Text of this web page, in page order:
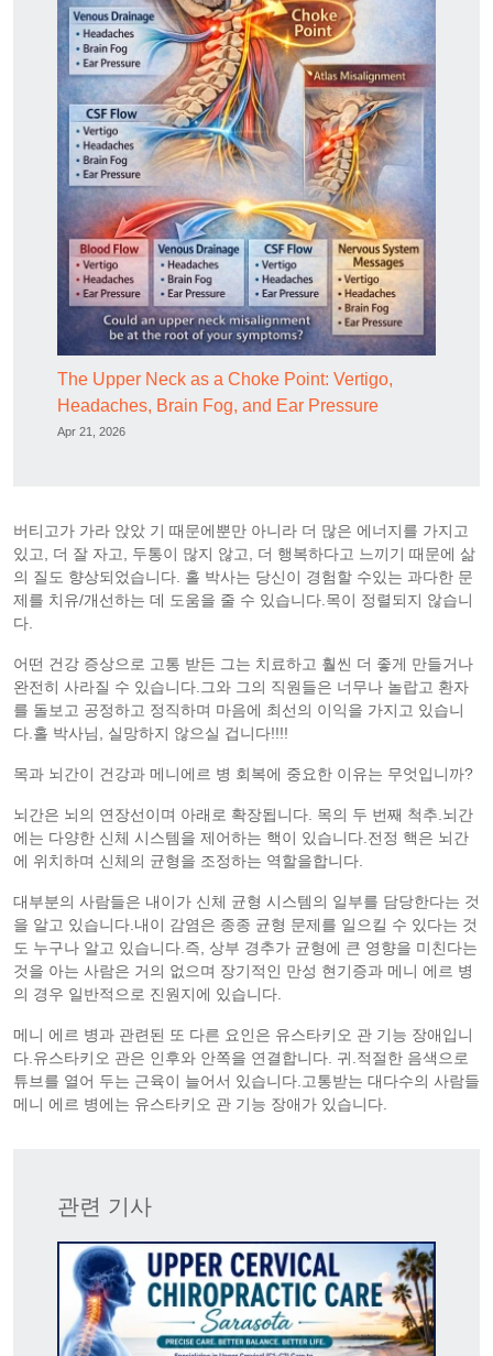
The Upper Neck as a Choke Point: Vertigo,
Headaches, Brain Fog, and Ear Pressure
Apr 21, 2026
버티고가 가라 앉았 기 때문에뿐만 아니라 더 많은 에너지를 가지고
있고, 더 잘 자고, 두통이 많지 않고, 더 행복하다고 느끼기 때문에 삶
의 질도 향상되었습니다. 홀 박사는 당신이 경험할 수있는 과다한 문
제를 치유/개선하는 데 도움을 줄 수 있습니다.목이 정렬되지 않습니
다.
어떤 건강 증상으로 고통 받든 그는 치료하고 훨씬 더 좋게 만들거나
완전히 사라질 수 있습니다.그와 그의 직원들은 너무나 놀랍고 환자
를 돌보고 공정하고 정직하며 마음에 최선의 이익을 가지고 있습니
다.홀 박사님, 실망하지 않으실 겁니다!!!!
목과 뇌간이 건강과 메니에르 병 회복에 중요한 이유는 무엇입니까?
뇌간은 뇌의 연장선이며 아래로 확장됩니다. 목의 두 번째 척추.뇌간
에는 다양한 신체 시스템을 제어하는 핵이 있습니다.전정 핵은 뇌간
에 위치하며 신체의 균형을 조정하는 역할을합니다.
대부분의 사람들은 내이가 신체 균형 시스템의 일부를 담당한다는 것
을 알고 있습니다.내이 감염은 종종 균형 문제를 일으킬 수 있다는 것
도 누구나 알고 있습니다.즉, 상부 경추가 균형에 큰 영향을 미친다는
것을 아는 사람은 거의 없으며 장기적인 만성 현기증과 메니 에르 병
의 경우 일반적으로 진원지에 있습니다.
메니 에르 병과 관련된 또 다른 요인은 유스타키오 관 기능 장애입니
다.유스타키오 관은 인후와 안쪽을 연결합니다. 귀.적절한 음색으로
튜브를 열어 두는 근육이 늘어서 있습니다.고통받는 대다수의 사람들
메니 에르 병에는 유스타키오 관 기능 장애가 있습니다.
관련 기사